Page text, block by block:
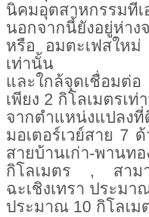
นิคมอุตสาหกรรมทีเ
นอกจากนี้ยังอยู่ห่า
หรือ อมตะเฟสให
เท่านั้น
และใกล้จุดเชื่อมต่
เพียง 2 กิโลเมตรเท่
จากตำแหน่งแปล
มอเตอร์เวย์สาย 7
สายบ้านเก่า-พานท
กิโลเมตร , สาม
ฉะเชิงเทรา ประม
ประมาณ 10 กิโลเม